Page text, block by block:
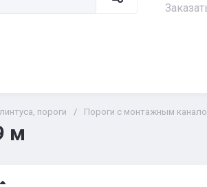
пороги / Пороги с монтажным
м